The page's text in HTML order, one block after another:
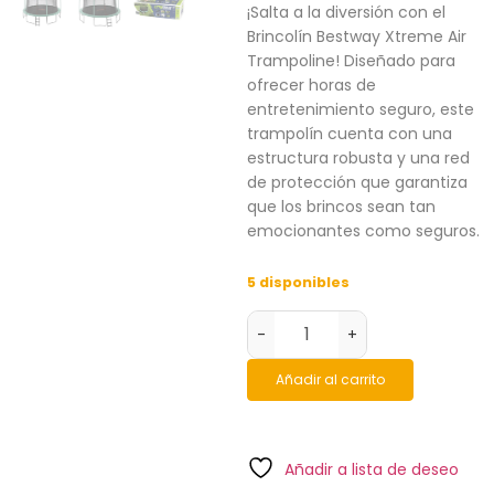
¡Salta a la diversión con el
Brincolín Bestway Xtreme Air
Trampoline! Diseñado para
ofrecer horas de
entretenimiento seguro, este
trampolín cuenta con una
estructura robusta y una red
de protección que garantiza
que los brincos sean tan
emocionantes como seguros.
5 disponibles
- +
Añadir al carrito
Añadir a lista de deseo